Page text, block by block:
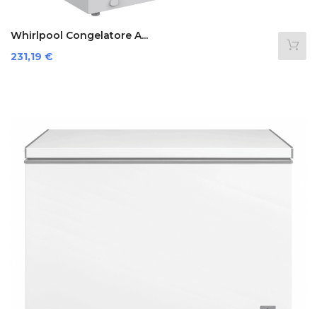
Whirlpool Congelatore A...
Prezzo
231,19 €